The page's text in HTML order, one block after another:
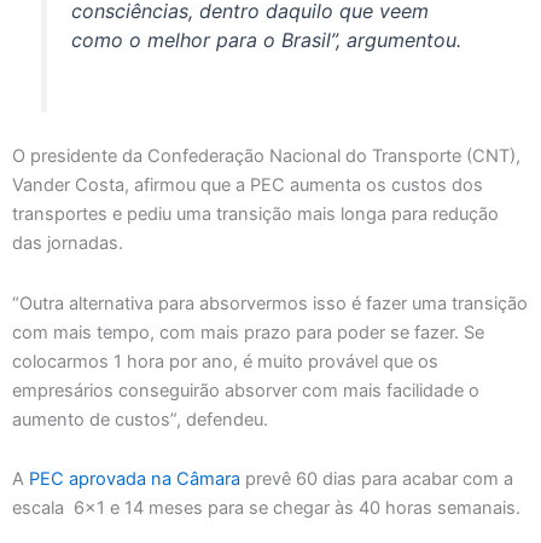
consciências, dentro daquilo que veem
como o melhor para o Brasil”, argumentou.
O presidente da Confederação Nacional do Transporte (CNT),
Vander Costa, afirmou que a PEC aumenta os custos dos
transportes e pediu uma transição mais longa para redução
das jornadas.
“Outra alternativa para absorvermos isso é fazer uma transição
com mais tempo, com mais prazo para poder se fazer. Se
colocarmos 1 hora por ano, é muito provável que os
empresários conseguirão absorver com mais facilidade o
aumento de custos”, defendeu.
A PEC aprovada na Câmara prevê 60 dias para acabar com a
escala 6×1 e 14 meses para se chegar às 40 horas semanais.